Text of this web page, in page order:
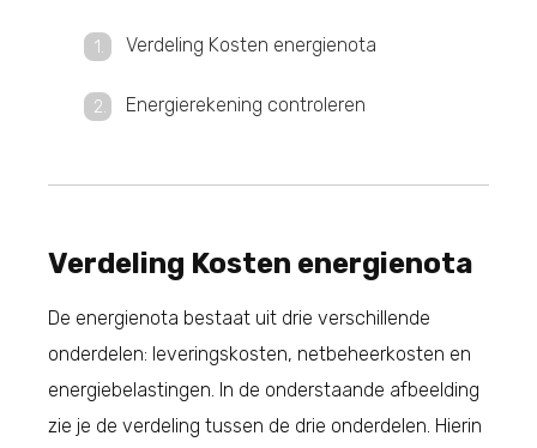
Verdeling Kosten energienota
Energierekening controleren
Verdeling Kosten energienota
De energienota bestaat uit drie verschillende
onderdelen: leveringskosten, netbeheerkosten en
energiebelastingen. In de onderstaande afbeelding
zie je de verdeling tussen de drie onderdelen. Hierin